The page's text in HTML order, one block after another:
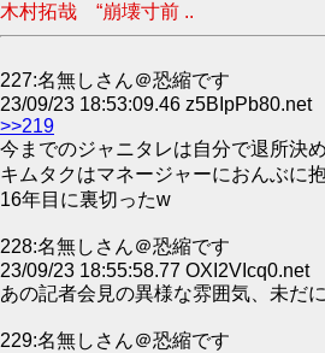
木村拓哉 “崩壊寸前 ..
227:名無しさん＠恐縮です
23/09/23 18:53:09.46 z5BIpPb80.net
>>219
今までのジャニタレは自分で退所
キムタクはマネージャーにおんぶに
16年目に裏切ったw
228:名無しさん＠恐縮です
23/09/23 18:55:58.77 OXI2VIcq0.net
あの記者会見の異様な雰囲気、未だ
229:名無しさん＠恐縮です